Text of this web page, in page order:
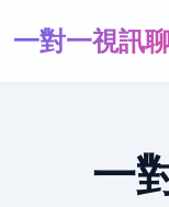
一對一視訊
一